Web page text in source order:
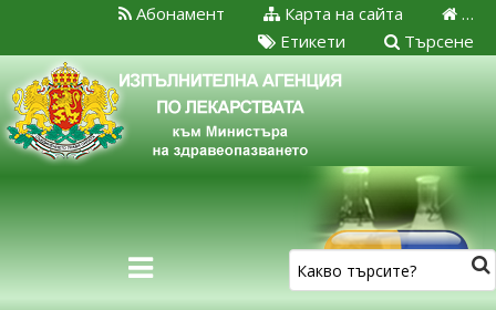
…
Карта на сайта
Абонамент
Търсене
Етикети